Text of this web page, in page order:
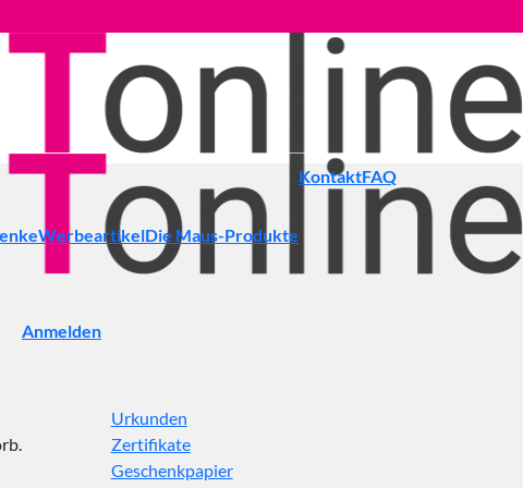
Anmelden
WerbeartikelDie Maus-Produkte
Urkunden
Zertifikate
Geschenkpapier
KontaktFAQ